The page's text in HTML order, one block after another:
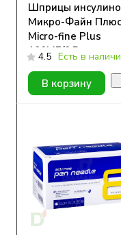
Шприцы
Микро-Файн
Micro-fine Plus
100МЕ/0,5мл с
30G (0.30мм*8мм),
шт.
4.5 Есть в
В корзину